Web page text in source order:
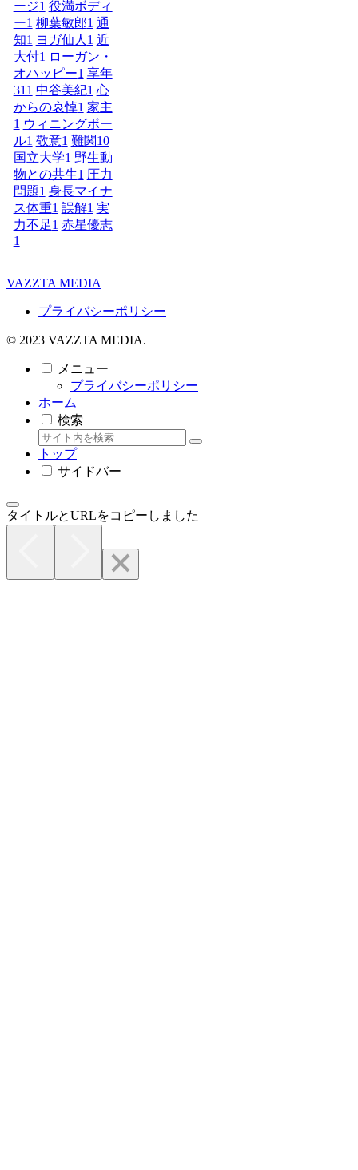
ージ1 役満ボディ
ー1 柳葉敏郎1 通
知1 ヨガ仙人 1 近
大付1 ローガン・
オハッピー1 享年
31 1 中谷美紀1 心
からの哀悼1 家主
1 ウィニングボー
ル1 敬意1 難関10
国立大学1 野生動
物との共生1 圧力
問題1 身長マイナ
ス体重1 誤解1 実
力不足1 赤星優志
1
VAZZTA MEDIA
プライバシーポリシー
© 2023 VAZZTA MEDIA.
メニュー
プライバシーポリシー
ホーム
検索
トップ
サイドバー
タイトルとURLをコピーしました